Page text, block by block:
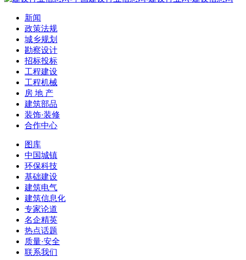
新闻
政策法规
城乡规划
勘察设计
招标投标
工程建设
工程机械
房 地 产
建筑部品
装饰·装修
合作中心
图库
中国城镇
环保科技
基础建设
建筑电气
建筑信息化
专家论道
名企精英
热点话题
质量·安全
联系我们